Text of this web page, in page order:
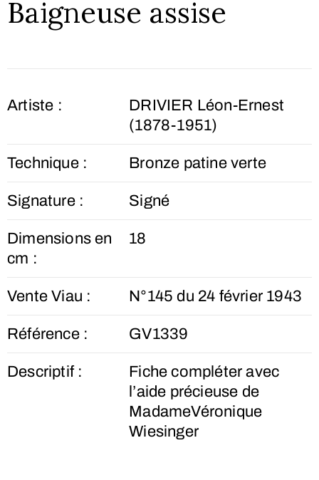
Baigneuse assise
Artiste :
DRIVIER Léon-Ernest
(1878-1951)
Technique : Bronze patine verte
Signature : Signé
Dimensions en
cm :
18
Vente Viau : N°145 du 24 février 1943
Référence : GV1339
Descriptif :
Fiche compléter avec
l’aide précieuse de
MadameVéronique
Wiesinger